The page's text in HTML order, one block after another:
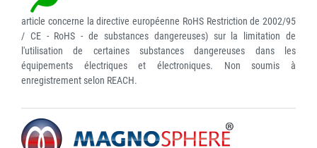
article concerne la directive européenne RoHS Restriction de 2002/95
/ CE - RoHS - de substances dangereuses) sur la limitation de
l'utilisation de certaines substances dangereuses dans les
équipements électriques et électroniques. Non soumis à
enregistrement selon REACH.